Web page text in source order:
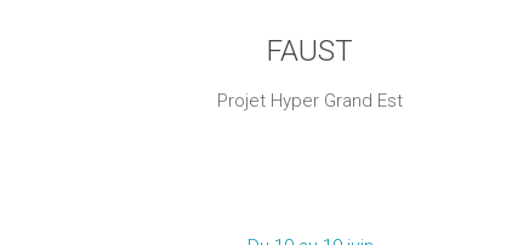
FAUST
Projet Hyper Grand Est